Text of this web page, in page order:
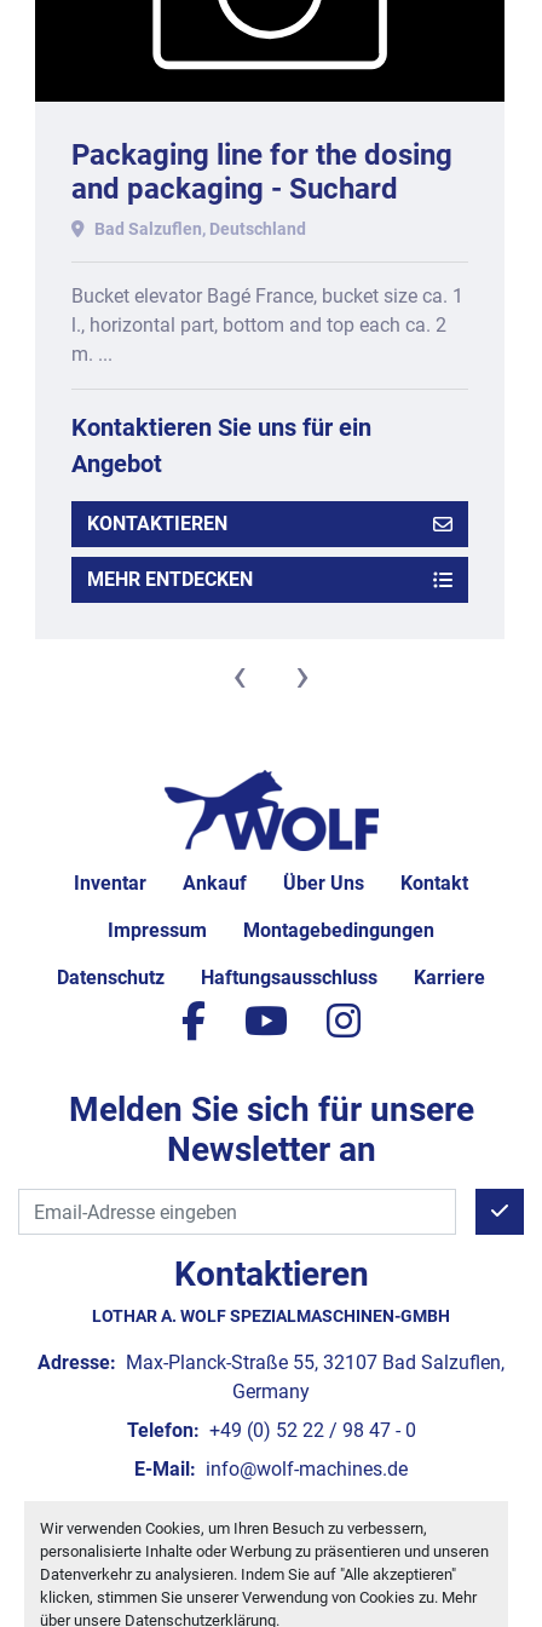
Wir verwenden Cookies, um Ihren Besuch zu verbessern,
personalisierte Inhalte oder Werbung zu präsentieren und unseren
Datenverkehr zu analysieren. Indem Sie auf "Alle akzeptieren"
klicken, stimmen Sie unserer Verwendung von Cookies zu. Mehr
über unsere Datenschutzerklärung.
Packaging line for the dosing
and packaging - Suchard
Rocher in carton bags with
carton box
Bad Salzuflen, Deutschland
Bucket elevator Bagé France, bucket size ca. 1
l., horizontal part, bottom and top each ca. 2
m. ...
Kontaktieren Sie uns für ein
Angebot
KONTAKTIEREN
MEHR ENTDECKEN
‹ ›
Inventar Ankauf Über Uns Kontakt
Impressum Montagebedingungen
Datenschutz Haftungsausschluss Karriere
Kontaktieren
LOTHAR A. WOLF SPEZIALMASCHINEN-GMBH
Adresse: Max-Planck-Straße 55, 32107 Bad Salzuflen,
Germany
Telefon: +49 (0) 52 22 / 98 47 - 0
E-Mail: info@wolf-machines.de
Cookie-Einstellungen
Machinio System-Website vonMachinio
facebook
youtubeinstagram
Melden Sie sich für unsere
Newsletter an